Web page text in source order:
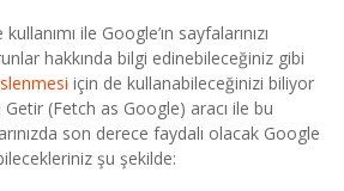
ile Google’ın sayfalarınızı
hakkında bilgi edinebileceğiniz gibi
için de kullanabileceğinizi biliyor
(Fetch as Google) aracı ile bu
son derece faydalı olacak Google
şu şekilde: